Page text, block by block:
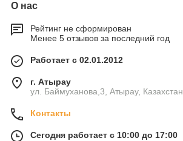
О нас
Рейтинг не сформирован
Менее 5 отзывов за последний год
Работает с 02.01.2012
г. Атырау
ул. Баймуханова,3, Атырау, Казахстан
Контакты
Сегодня работает с 10:00 до 17:00